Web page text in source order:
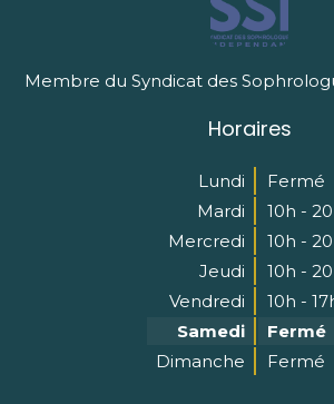
Membre du Syndicat des
Horaires
Lundi
Fermé
Mardi
10h -
Mercredi
10h -
Jeudi
10h -
Vendredi
10h -
Samedi
Fermé
Dimanche
Fermé